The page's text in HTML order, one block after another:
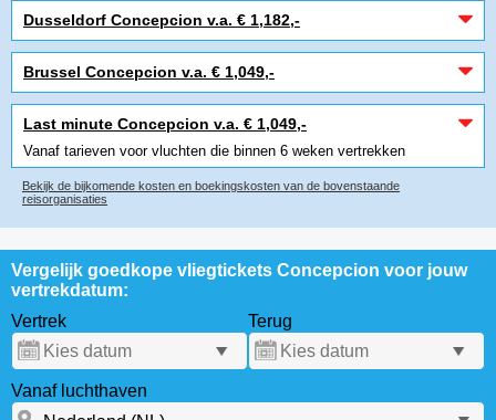
Dusseldorf Concepcion v.a. € 1,182,-
Brussel Concepcion v.a. € 1,049,-
Last minute Concepcion v.a. € 1,049,-
Vanaf tarieven voor vluchten die binnen 6 weken vertrekken
Bekijk de bijkomende kosten en boekingskosten van de bovenstaande
reisorganisaties
Vergelijk goedkope vliegtickets Concepcion voor jouw
vertrekdatum:
Vertrek
Terug
Vanaf luchthaven